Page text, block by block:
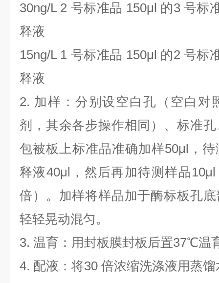
30ng/L 2 号标准品 150μl 的3号标
释液
15ng/L 1 号标准品 150μl 的2号标
释液
2. 加样：分别设空白孔（空白对
剂，其余各步操作相同）、标准
包被板上标准品准确加样50μl ，
释液40μl ，然后再加待测样品10μl
倍）。加样将样品加于酶标板孔
轻轻晃动混匀。
3. 温育：用封板膜封板后置37℃温
4. 配液：将30 倍浓缩洗涤液用蒸馏